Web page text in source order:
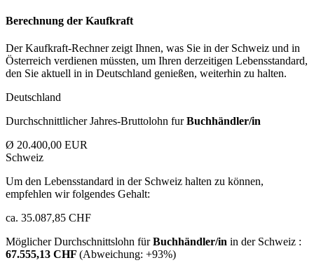
Berechnung der Kaufkraft
Der Kaufkraft-Rechner zeigt Ihnen, was Sie in der Schweiz und in
Österreich verdienen müssten, um Ihren derzeitigen Lebensstandard,
den Sie aktuell in in Deutschland genießen, weiterhin zu halten.
Deutschland
Durchschnittlicher Jahres-Bruttolohn furBuchhändler/in
Ø 20.400,00 EUR
Schweiz
Um den Lebensstandard in der Schweiz halten zu können,
empfehlen wir folgendes Gehalt:
ca. 35.087,85 CHF
Möglicher Durchschnittslohn fürBuchhändler/in in der Schweiz :
67.555,13 CHF (Abweichung: +93%)